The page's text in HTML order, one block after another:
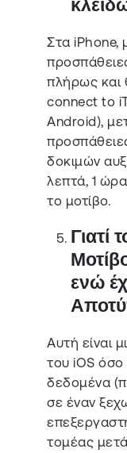
Στα iPhone,
πλήρως και
connect to
Android),
δοκιμών
λεπτά, 1
το μοτίβο.
Γιατί
ενώ
Αυτή είναι
του iOS όσο
δεδομένα
σε έναν
τομέας